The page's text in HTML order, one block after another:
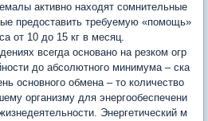
активно находят сомнительные
предоставить требуемую «помощь»
от 10 до 15 кг в месяц.
всегда основано на резком огр
до абсолютного минимума – ска
основного обмена – то количество
организму для энергообеспечени
Энергетический м